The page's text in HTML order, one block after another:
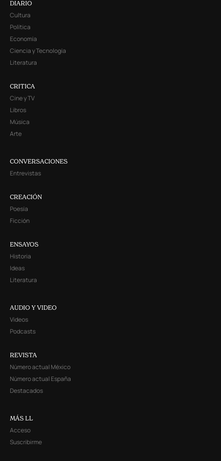
DIARIO
Cultura
Política
Economía
Ciencia y Tecnología
Literatura
CRITICA
Cine y TV
Libros
Música
Arte
CONVERSACIONES
Entrevistas
CREACIÓN
Poesía
Ficción
ENSAYOS
Historia
Ideas
Literatura
AUDIO Y VIDEO
Videos
Podcasts
REVISTA
Número actual México
Número actual España
Destacados
MÁS LL
Acceso
Suscribirme